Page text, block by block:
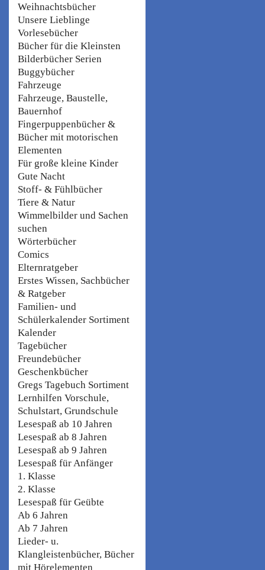
Weihnachtsbücher
Unsere Lieblinge
Vorlesebücher
Bücher für die Kleinsten
Bilderbücher Serien
Buggybücher
Fahrzeuge
Fahrzeuge, Baustelle,
Bauernhof
Fingerpuppenbücher &
Bücher mit motorischen
Elementen
Für große kleine Kinder
Gute Nacht
Stoff- & Fühlbücher
Tiere & Natur
Wimmelbilder und Sachen
suchen
Wörterbücher
Comics
Elternratgeber
Erstes Wissen, Sachbücher
& Ratgeber
Familien- und
Schülerkalender Sortiment
Kalender
Tagebücher
Freundebücher
Geschenkbücher
Gregs Tagebuch Sortiment
Lernhilfen Vorschule,
Schulstart, Grundschule
Lesespaß ab 10 Jahren
Lesespaß ab 8 Jahren
Lesespaß ab 9 Jahren
Lesespaß für Anfänger
1. Klasse
2. Klasse
Lesespaß für Geübte
Ab 6 Jahren
Ab 7 Jahren
Lieder- u.
Klangleistenbücher, Bücher
mit Hörelementen